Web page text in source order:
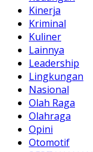
Kinerja
Kriminal
Kuliner
Lainnya
Leadership
Lingkungan
Nasional
Olah Raga
Olahraga
Opini
Otomotif